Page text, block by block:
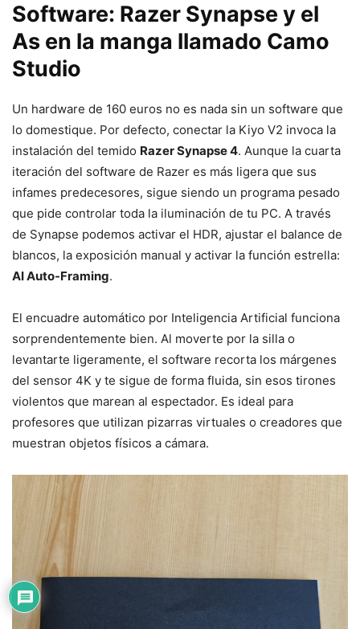
Software: Razer Synapse y el
As en la manga llamado Camo
Studio
Un hardware de 160 euros no es nada sin un software que
lo domestique. Por defecto, conectar la Kiyo V2 invoca la
instalación del temido Razer Synapse 4. Aunque la cuarta
iteración del software de Razer es más ligera que sus
infames predecesores, sigue siendo un programa pesado
que pide controlar toda la iluminación de tu PC. A través
de Synapse podemos activar el HDR, ajustar el balance de
blancos, la exposición manual y activar la función estrella:
AI Auto-Framing.
El encuadre automático por Inteligencia Artificial funciona
sorprendentemente bien. Al moverte por la silla o
levantarte ligeramente, el software recorta los márgenes
del sensor 4K y te sigue de forma fluida, sin esos tirones
violentos que marean al espectador. Es ideal para
profesores que utilizan pizarras virtuales o creadores que
muestran objetos físicos a cámara.